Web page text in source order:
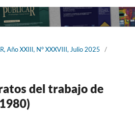
Año XXIII, N° XXXVIII, Julio 2025
/
del trabajo de